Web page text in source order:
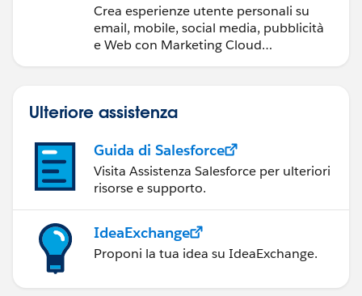
Crea esperienze utente personali su
email, mobile, social media, pubblicità
e Web con Marketing Cloud
Ulteriore assistenza
Guida di Salesforce
Visita Assistenza Salesforce per ulteriori
risorse e supporto.
IdeaExchange
Proponi la tua idea su IdeaExchange.